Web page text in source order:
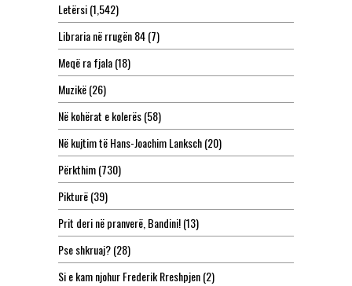
Letërsi(1,542)
Libraria në rrugën 84(7)
Meqë ra fjala(18)
Muzikë(26)
Në kohërat e kolerës(58)
Në kujtim të Hans-Joachim Lanksch(20)
Përkthim(730)
Pikturë(39)
Prit deri në pranverë, Bandini!(13)
Pse shkruaj?(28)
Si e kam njohur Frederik Rreshpjen(2)